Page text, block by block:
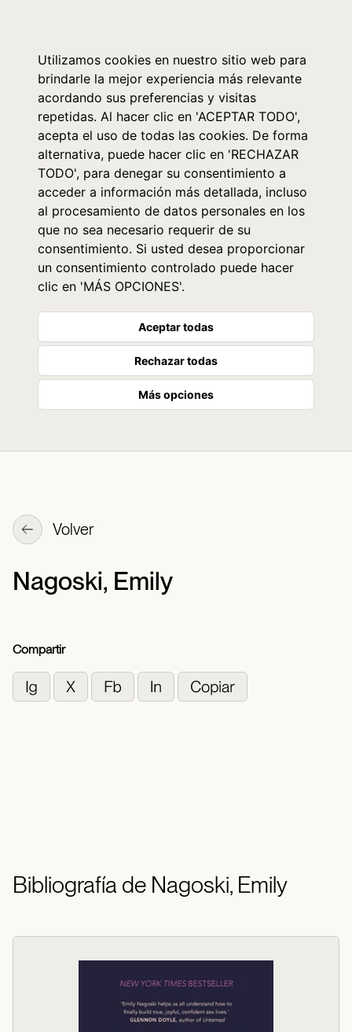
Utilizamos cookies en nuestro sitio web para
brindarle la mejor experiencia más relevante
acordando sus preferencias y visitas
repetidas. Al hacer clic en 'ACEPTAR TODO',
acepta el uso de todas las cookies. De forma
alternativa, puede hacer clic en 'RECHAZAR
TODO', para denegar su consentimiento a
acceder a información más detallada, incluso
al procesamiento de datos personales en los
que no sea necesario requerir de su
consentimiento. Si usted desea proporcionar
un consentimiento controlado puede hacer
clic en 'MÁS OPCIONES'.
Aceptar todas
Rechazar todas
Más opciones
Volver
Nagoski, Emily
Compartir
Bibliografía de Nagoski, Emily